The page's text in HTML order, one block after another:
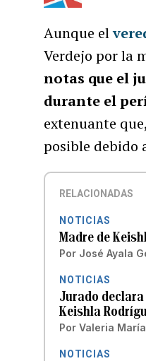
Aunque el
Verdejo por la
notas que el
durante el
extenuante
posible debido
RELACIONADAS
NOTICIAS
Madre de
Por José Ayala
NOTICIAS
Jurado
Keishla
Por Valeria
NOTICIAS